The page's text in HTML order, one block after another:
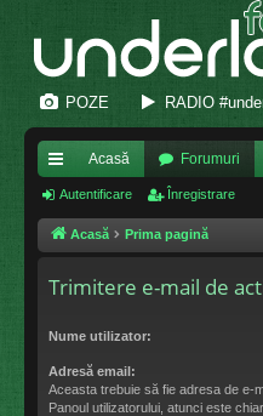
POZE RADIO
eg
ăt
pi
de
Acasă Forumuri
Autentificare Înregistrare
Acasă Prima pagină
Trimitere e-mail de
Nume utilizator:
Adresă email:
Aceasta trebuie să fie adresa de e-
Panoul utilizatorului, atunci este